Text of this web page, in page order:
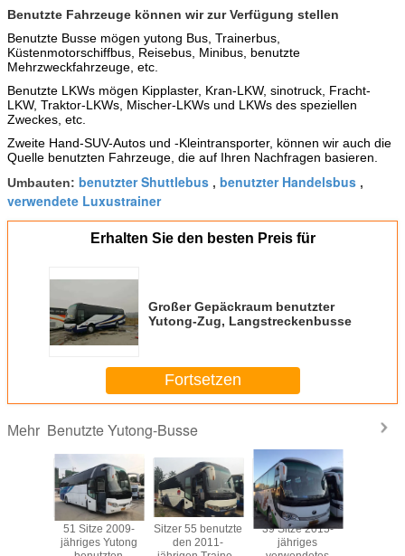
Benutzte Fahrzeuge können wir zur Verfügung stellen
Benutzte Busse mögen yutong Bus, Trainerbus,
Küstenmotorschiffbus, Reisebus, Minibus, benutzte
Mehrzweckfahrzeuge, etc.
Benutzte LKWs mögen Kipplaster, Kran-LKW, sinotruck, Fracht-
LKW, Traktor-LKWs, Mischer-LKWs und LKWs des speziellen
Zweckes, etc.
Zweite Hand-SUV-Autos und -Kleintransporter, können wir auch die
Quelle benutzten Fahrzeuge, die auf Ihren Nachfragen basieren.
Umbauten: benutzter Shuttlebus , benutzter Handelsbus ,
verwendete Luxustrainer
Erhalten Sie den besten Preis für
Großer Gepäckraum benutzter
Yutong-Zug, Langstreckenbusse
Fortsetzen
Mehr Benutzte Yutong-Busse
51 Sitze 2009-
jähriges Yutong
Sitzer 55 benutzte
den 2011-
39 Sitze 2015-
jähriges